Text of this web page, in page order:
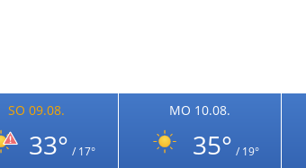
SO 09.08.
33° / 17°
MO 10.08.
35° / 19°